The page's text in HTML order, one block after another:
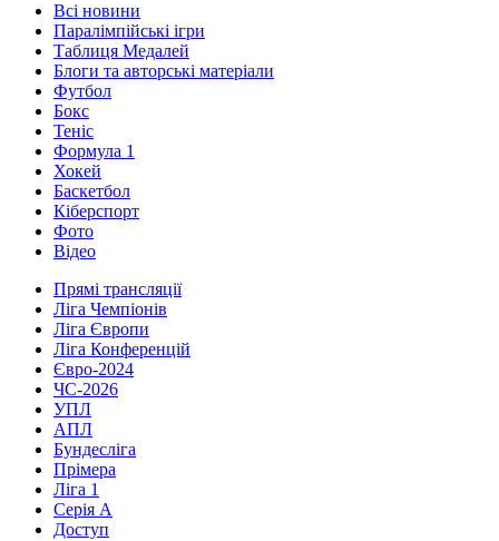
Всі новини
Паралімпійські ігри
Таблиця Медалей
Блоги та авторські матеріали
Футбол
Бокс
Теніс
Формула 1
Хокей
Баскетбол
Кіберспорт
Фото
Відео
Прямі трансляції
Ліга Чемпіонів
Ліга Європи
Ліга Конференцій
Євро-2024
ЧС-2026
УПЛ
АПЛ
Бундесліга
Прімера
Ліга 1
Серія А
Доступ